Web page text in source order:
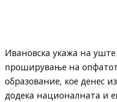
Ивановска укажа на
проширување на
образование, кое денес
додека националната и